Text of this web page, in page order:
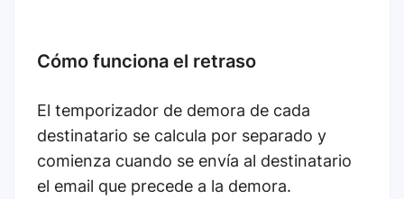
Cómo funciona el retraso
El temporizador de demora de cada
destinatario se calcula por separado y
comienza cuando se envía al destinatario
el email que precede a la demora.